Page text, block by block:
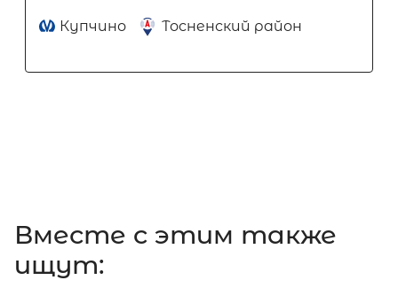
Купчино Тосненский район
Вместе c этим также
ищут: